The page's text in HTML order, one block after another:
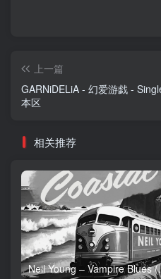
上一篇
GARNiDELiA - 幻爱游戯 -
本区
相关推荐
Neil Young –